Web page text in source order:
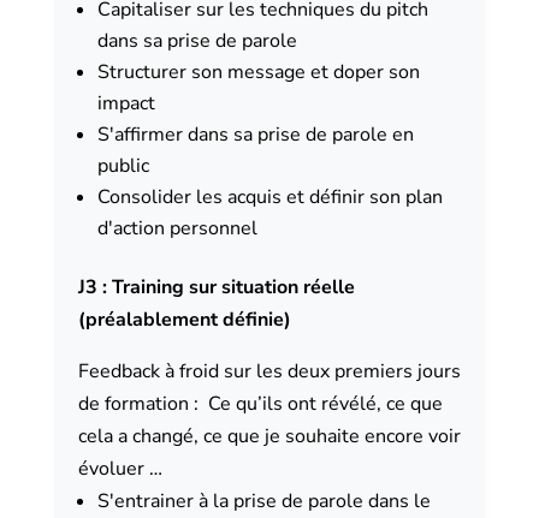
Capitaliser sur les techniques du pitch
dans sa prise de parole
Structurer son message et doper son
impact
S'affirmer dans sa prise de parole en
public
Consolider les acquis et définir son plan
d'action personnel
J3 : Training sur situation réelle
(préalablement définie)
Feedback à froid sur les deux premiers jours
de formation : Ce qu’ils ont révélé, ce que
cela a changé, ce que je souhaite encore voir
évoluer …
S'entrainer à la prise de parole dans le